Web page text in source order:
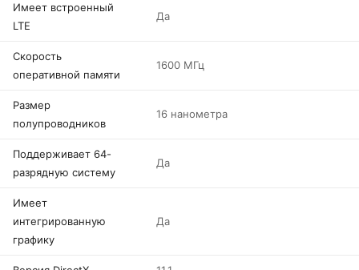
Имеет встроенный
LTE
Да
Скорость
оперативной памяти
1600 МГц
Размер
полупроводников
16 нанометра
Поддерживает 64-
разрядную систему
Да
Имеет
интегрированную
графику
Да